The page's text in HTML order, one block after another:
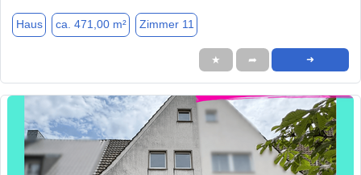
Haus ca. 471,00 m² Zimmer 11
★ ➦ ➜